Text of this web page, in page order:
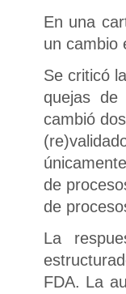
En una
un cambio
Se criticó
quejas de
cambió
de
de
La
FDA. La